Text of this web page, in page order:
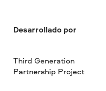
Desarrollado por
Third Generation
Partnership Project